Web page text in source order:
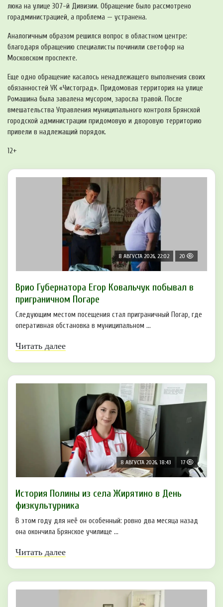
люка на улице 307-й Дивизии. Обращение было рассмотрено
горадминистрацией, а проблема — устранена.
Аналогичным образом решился вопрос в областном центре:
благодаря обращению специалисты починили светофор на
Московском проспекте.
Еще одно обращение касалось ненадлежащего выполнения своих
обязанностей УК «Чистоград». Придомовая территория на улице
Ромашина была завалена мусором, заросла травой. После
вмешательства Управления муниципального контроля Брянской
городской администрации придомовую и дворовую территорию
привели в надлежащий порядок.
12+
8 АВГУСТА 2026, 22:02 20
Врио Губернатора Егор Ковальчук побывал в
приграничном Погаре
Следующим местом посещения стал приграничный Погар, где
оперативная обстановка в муниципальном ...
Читать далее
8 АВГУСТА 2026, 18:43 17
История Полины из села Жирятино в День
физкультурника
В этом году для неё он особенный: ровно два месяца назад
она окончила Брянское училище ...
Читать далее